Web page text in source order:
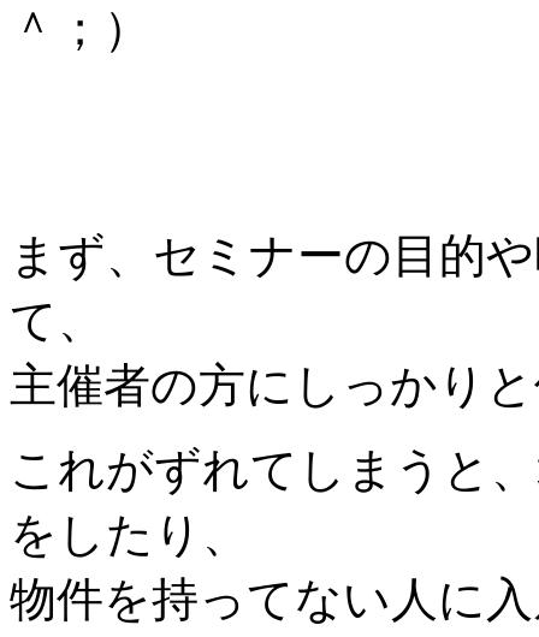
＾；）
まず、セミナーの目的
て、
主催者の方にしっかり
これがずれてしまうと
をしたり、
物件を持ってない人に